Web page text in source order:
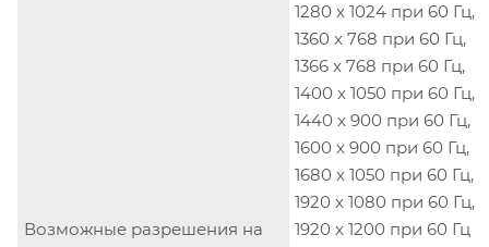
Возможные разрешения на
1280 x 1024 при 60 Гц,
1360 x 768 при 60 Гц,
1366 x 768 при 60 Гц,
1400 x 1050 при 60 Гц,
1440 x 900 при 60 Гц,
1600 x 900 при 60 Гц,
1680 x 1050 при 60 Гц,
1920 x 1080 при 60 Гц,
1920 x 1200 при 60 Гц